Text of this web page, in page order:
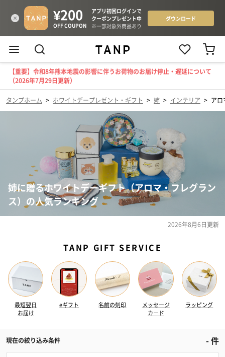
【重要】令和8年熊本地震の影響に伴うお荷物のお届け停止・遅延について
（2026年7月29日更新）
タンプホーム > ホワイトデープレゼント・ギフト > 姉 > インテリア > アロ
姉に贈るホワイトデーギフト（アロマ・フレグラン
ス）の人気ランキング
2026年8月6日更新
TANP GIFT SERVICE
最短翌日
お届け
eギフト 名前の刻印
メッセージ
カード
ラッピング
現在の絞り込み条件 -件